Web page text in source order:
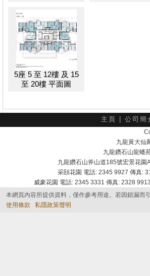
5座 5 至 12樓 及 15
至 20樓 平面圖
主頁 公司簡
九龍黃大仙
九龍鑽石山龍蟠
九龍鑽石山斧山道185號宏景花
采頣花園 電話: 2345 9927 傳真:
威豪花園 電話: 2345 3331 傳真: 2328
本網頁內容所提供資料，僅作參考用途。若因錯漏而
使用條款
私隱政策聲明